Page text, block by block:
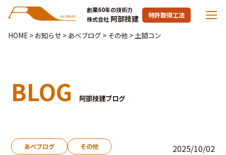
創業60年の技術力
株式会社 阿部技建 特許取得工法
HOME> お知らせ> あべブログ> その他>土間コン
BLOG 阿部技建ブログ
あべブログ その他 2025/10/02